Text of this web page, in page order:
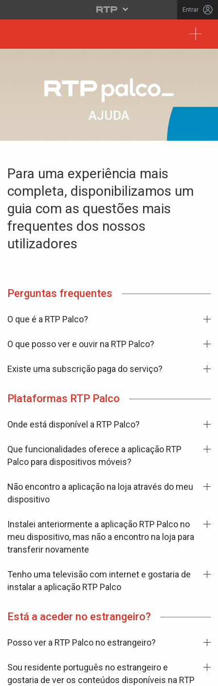
Entrar
AJUDA
Para uma experiência mais
completa, disponibilizamos um
guia com as questões mais
frequentes dos nossos
utilizadores
Perguntas frequentes
O que é a RTP Palco?
O que posso ver e ouvir na RTP Palco?
Existe uma subscrição paga do serviço?
Plataformas RTP Palco
Onde está disponível a RTP Palco?
Que funcionalidades oferece a aplicação RTP
Palco para dispositivos móveis?
Não encontro a aplicação na loja através do meu
dispositivo
Instalei anteriormente a aplicação RTP Palco no
meu dispositivo, mas não a encontro na loja para
transferir novamente
Tenho uma televisão com internet e gostaria de
instalar a aplicação RTP Palco
Está a aceder no estrangeiro?
Posso ver a RTP Palco no estrangeiro?
Sou residente português no estrangeiro e
gostaria de ver os conteúdos disponíveis na RTP